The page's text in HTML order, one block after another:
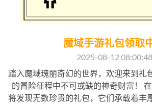
魔域手游礼包领取
2025-08-12 08:00:48
踏入魔域瑰丽奇幻的世界，欢迎来到礼
的冒险征程中不可或缺的神奇财富！
将发现无数珍贵的礼包，它们承载着丰